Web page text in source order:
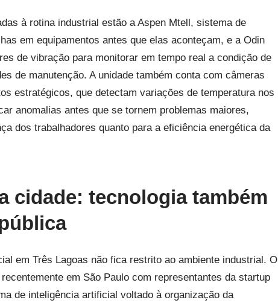
à rotina industrial estão a Aspen Mtell, sistema de
em equipamentos antes que elas aconteçam, e a Odin
de vibração para monitorar em tempo real a condição de
de manutenção. A unidade também conta com câmeras
estratégicos, que detectam variações de temperatura nos
anomalias antes que se tornem problemas maiores,
dos trabalhadores quanto para a eficiência energética da
cidade: tecnologia também
em Três Lagoas não fica restrito ao ambiente industrial. O
em São Paulo com representantes da startup
de inteligência artificial voltado à organização da